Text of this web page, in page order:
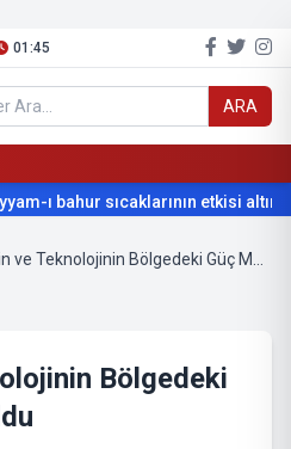
01:45
ARA
ı bahur sıcaklarının etkisi altına
Bölgedeki